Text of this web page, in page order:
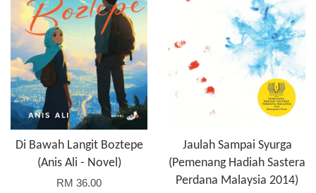
Di Bawah Langit Boztepe
(Anis Ali - Novel)
RM 36.00
Jaulah Sampai Syurga
(Pemenang Hadiah Sastera
Perdana Malaysia 2014)